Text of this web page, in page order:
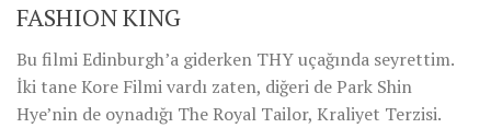
FASHION KING
Bu filmi Edinburgh’a giderken THY uçağında seyrettim.
İki tane Kore Filmi vardı zaten, diğeri de Park Shin
Hye’nin de oynadığı The Royal Tailor, Kraliyet Terzisi.